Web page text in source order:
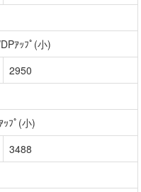
ｱｯﾌﾟ(小)
2950
ﾌﾟ(小)
3488